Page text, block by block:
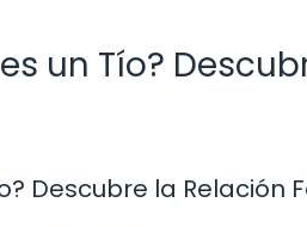
un Tío?
Descubre la Relación